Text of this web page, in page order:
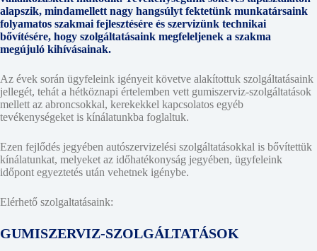
alapszik, mindamellett nagy hangsúlyt fektetünk munkatársaink
folyamatos szakmai fejlesztésére és szervizünk technikai
bővítésére, hogy szolgáltatásaink megfeleljenek a szakma
megújuló kihívásainak.
Az évek során ügyfeleink igényeit követve alakítottuk szolgáltatásaink
jellegét, tehát a hétköznapi értelemben vett gumiszerviz-szolgáltatások
mellett az abroncsokkal, kerekekkel kapcsolatos egyéb
tevékenységeket is kínálatunkba foglaltuk.
Ezen fejlődés jegyében autószervizelési szolgáltatásokkal is bővítettük
kínálatunkat, melyeket az időhatékonyság jegyében, ügyfeleink
időpont egyeztetés után vehetnek igénybe.
Elérhető szolgaltatásaink:
GUMISZERVIZ-SZOLGÁLTATÁSOK